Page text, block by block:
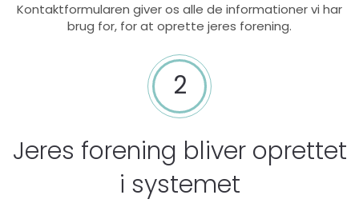
Kontaktformularen giver os alle de informationer vi har
brug for, for at oprette jeres forening.
2
Jeres forening bliver oprettet
i systemet